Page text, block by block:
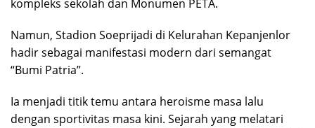
kompleks sekolah dan Monumen PETA.
Namun, Stadion Soeprijadi di Kelurahan Kepanjenlor
hadir sebagai manifestasi modern dari semangat
“Bumi Patria”.
Ia menjadi titik temu antara heroisme masa lalu
dengan sportivitas masa kini. ​Sejarah yang melatari